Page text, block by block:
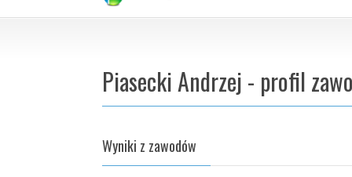
Piasecki Andrzej - profil
Wyniki z zawodów